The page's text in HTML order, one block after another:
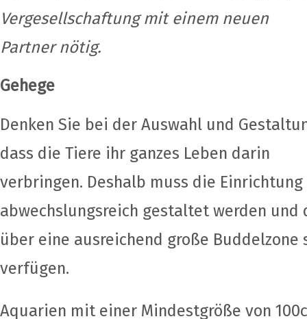
Vergesellschaftung mit einem neuen
Partner nötig.
Gehege
Denken Sie bei der Auswahl und
dass die Tiere ihr ganzes Leben darin
verbringen. Deshalb muss die Einrichtung
abwechslungsreich gestaltet werden und
über eine ausreichend große Buddelzone
verfügen.
Aquarien mit einer Mindestgröße von